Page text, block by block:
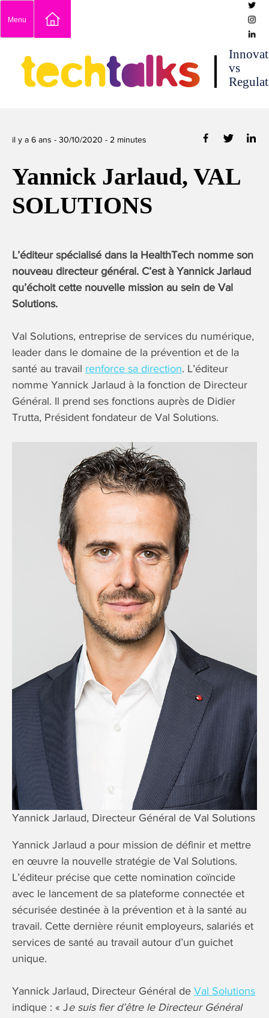
content
Menu
techtalks
vs
il y a 6 ans - 30/10/2020 - 2 minutes
Yannick Jarlaud, VAL
SOLUTIONS
L’éditeur spécialisé dans la HealthTech nomme son
nouveau directeur général. C’est à Yannick Jarlaud
qu’échoit cette nouvelle mission au sein de Val
Solutions.
Val Solutions, entreprise de services du numérique,
leader dans le domaine de la prévention et de la
santé au travail renforce sa direction. L’éditeur
nomme Yannick Jarlaud à la fonction de Directeur
Général. Il prend ses fonctions auprès de Didier
Trutta, Président fondateur de Val Solutions.
Yannick Jarlaud, Directeur Général de Val Solutions
Yannick Jarlaud a pour mission de définir et mettre
en œuvre la nouvelle stratégie de Val Solutions.
L’éditeur précise que cette nomination coïncide
avec le lancement de sa plateforme connectée et
sécurisée destinée à la prévention et à la santé au
travail. Cette dernière réunit employeurs, salariés et
services de santé au travail autour d’un guichet
unique.
Yannick Jarlaud, Directeur Général de Val Solutions
indique : « Je suis fier d’être le Directeur Général